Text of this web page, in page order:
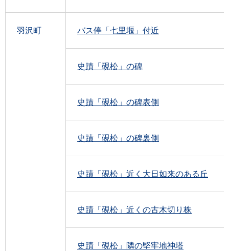
羽沢町 バス停「七里堰」付近
史蹟「硯松」の碑
史蹟「硯松」の碑表側
史蹟「硯松」の碑裏側
史蹟「硯松」近く大日如来のある丘
史蹟「硯松」近くの古木切り株
史蹟「硯松」隣の堅牢地神塔